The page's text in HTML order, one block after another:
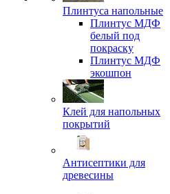
Плинтуса напольные
Плинтус МДФ
белый под
покраску
Плинтус МДФ
экошпон
Клей для напольных
покрытий
Антисептики для
древесины